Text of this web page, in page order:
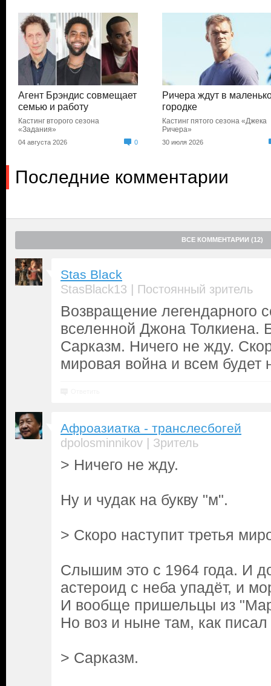
Агент Брэндис совмещает
семью и работу
Кастинг второго сезона
«Задания»
04 августа 2026 0
Ричера ждут в
городке
Кастинг пятого сезона «Джека
Ричера»
30 июля 2026
Последние комментарии
ВСЕ КОММЕНТАРИИ (12)
Stas Black
StasBlack13 | Постоянный зритель
Возвращение легендарного
вселенной Джона Толкиена.
Сарказм. Ничего не жду.
мировая война и всем
Афроазиатка - транслесбогей
dpolosminnikov | Зритель
> Ничего не жду.
Ну и чудак на букву "м".
> Скоро наступит третья
Слышим это с 1964 года. И
астероид с неба упадёт, и
И вообще пришельцы из
Но воз и ныне там, как
> Сарказм.